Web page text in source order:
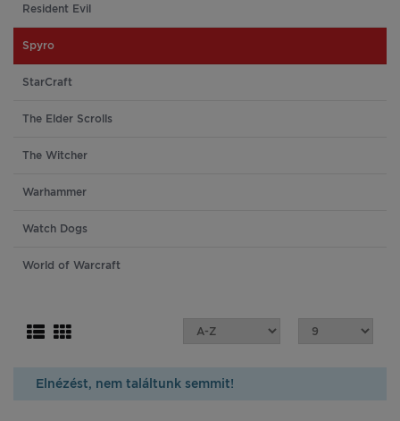
Resident Evil
Spyro
StarCraft
The Elder Scrolls
The Witcher
Warhammer
Watch Dogs
World of Warcraft
Elnézést, nem találtunk semmit!